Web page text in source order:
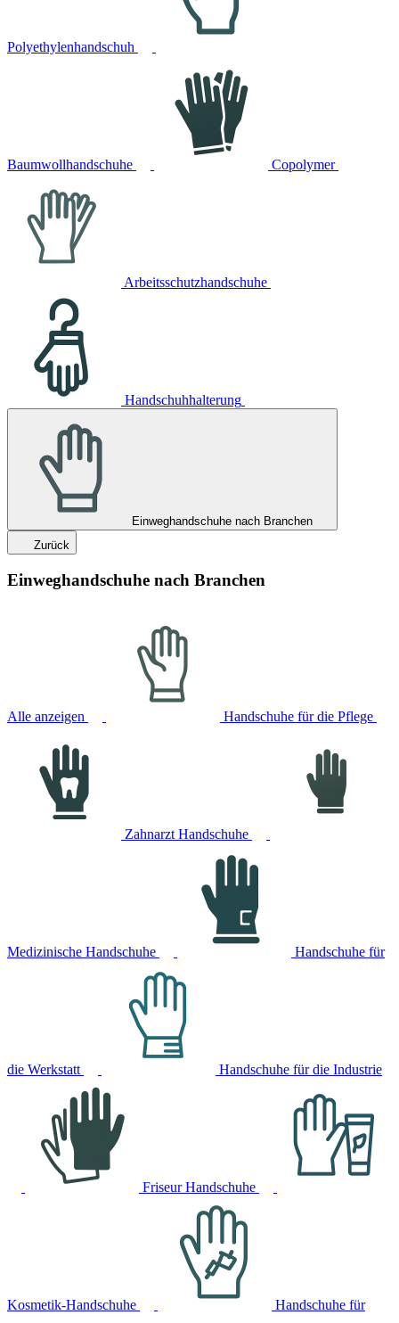
Polyethylenhandschuh
Baumwollhandschuhe Copolymer
Arbeitsschutzhandschuhe
Handschuhhalterung
Einweghandschuhe nach Branchen
Zurück
Einweghandschuhe nach Branchen
Alle anzeigen Handschuhe für die Pflege
Zahnarzt Handschuhe
Medizinische Handschuhe Handschuhe für
die Werkstatt Handschuhe für die Industrie
Friseur Handschuhe
Kosmetik-Handschuhe Handschuhe für